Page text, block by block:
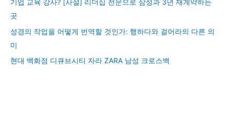
기업 교육 강사? [사설] 리더십 전문으로 삼성과 3년 재계약하는
곳
성경의 작업을 어떻게 번역할 것인가: 행하다와 걸어라의 다른 의
미
현대 백화점 디큐브시티 자라 ZARA 남성 크로스백